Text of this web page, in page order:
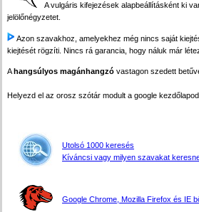
A vulgáris kifejezések alapbeállításként ki
jelölőnégyzetet.
Azon szavakhoz, amelyekhez még nincs saját
kiejtését rögzíti. Nincs rá garancia, hogy náluk már
Ahangsúlyos magánhangzó vastagon szedett
Helyezd el az orosz szótár modult a google
Utolsó 1000 keresés
Kíváncsi vagy milyen szavakat
Google Chrome, Mozilla Firefox és IE